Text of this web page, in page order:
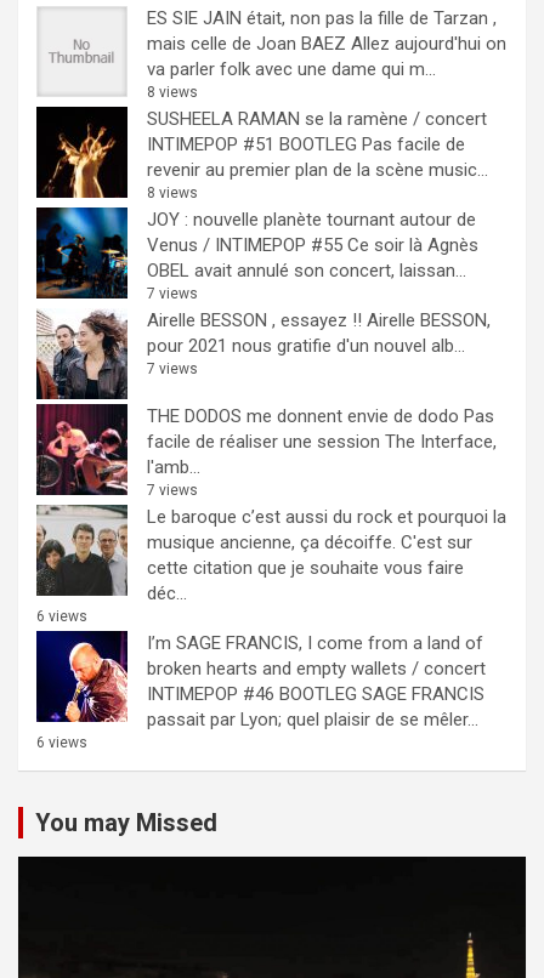
ES SIE JAIN était, non pas la fille de Tarzan ,
mais celle de Joan BAEZ Allez aujourd'hui on
va parler folk avec une dame qui m...
8 views
SUSHEELA RAMAN se la ramène / concert
INTIMEPOP #51 BOOTLEG Pas facile de
revenir au premier plan de la scène music...
8 views
JOY : nouvelle planète tournant autour de
Venus / INTIMEPOP #55 Ce soir là Agnès
OBEL avait annulé son concert, laissan...
7 views
Airelle BESSON , essayez !! Airelle BESSON,
pour 2021 nous gratifie d'un nouvel alb...
7 views
THE DODOS me donnent envie de dodo Pas
facile de réaliser une session The Interface,
l'amb...
7 views
Le baroque c’est aussi du rock et pourquoi la
musique ancienne, ça décoiffe. C'est sur
cette citation que je souhaite vous faire
déc...
6 views
I’m SAGE FRANCIS, I come from a land of
broken hearts and empty wallets / concert
INTIMEPOP #46 BOOTLEG SAGE FRANCIS
passait par Lyon; quel plaisir de se mêler...
6 views
You may Missed